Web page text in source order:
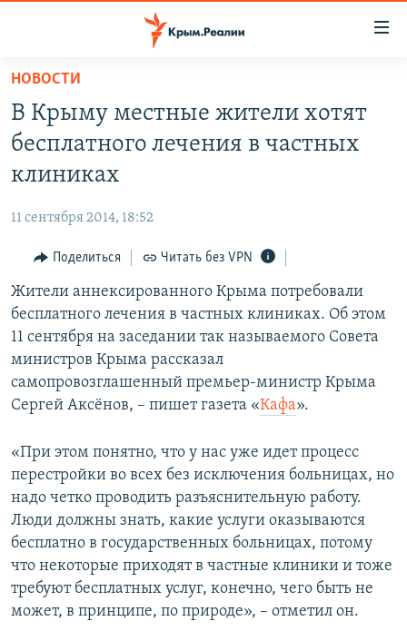
Вернуться
основному
содержанию
главной
навигации
Вернутся
поиску
СПЕЦПРОЕКТЫ
11 ЛЕТ ОККУПАЦИИ КРЫМА. 11 ИСТОРИЙ СОПРОТИВЛЕНИЯ
ЕЩЕ
ИНТЕРАКТИВ
ИНФОГРАФИКА
ТЕЛЕПРОЕКТ КРЫМ.РЕАЛИИ
СОВЕТЫ ПРАВОЗАЩИТНИКОВ
ПРОПАВШИЕ БЕЗ ВЕСТИ
КРЫМ.НЕПОКОРЕННЫЙ
УКРАИНСКАЯ ПРОБЛЕМА КРЫМА
РАДІО СВОБОДА
КАК ОБОЙТИ БЛОКИРОВКУ
Українською
Qırımtatar
Все сайты RFE/RL
НОВОСТИ
В Крыму местные жители хотят
бесплатного лечения в частных
клиниках
11 сентября 2014, 18:52
Поделиться Читать без VPN
Жители аннексированного Крыма потребовали
бесплатного лечения в частных клиниках. Об этом
11 сентября на заседании так называемого Совета
министров Крыма рассказал
самопровозглашенный премьер-министр Крыма
Сергей Аксёнов, – пишет газета «Кафа».
«При этом понятно, что у нас уже идет процесс
перестройки во всех без исключения больницах, но
надо четко проводить разъяснительную работу.
Люди должны знать, какие услуги оказываются
бесплатно в государственных больницах, потому
что некоторые приходят в частные клиники и тоже
требуют бесплатных услуг, конечно, чего быть не
может, в принципе, по природе», – отметил он.